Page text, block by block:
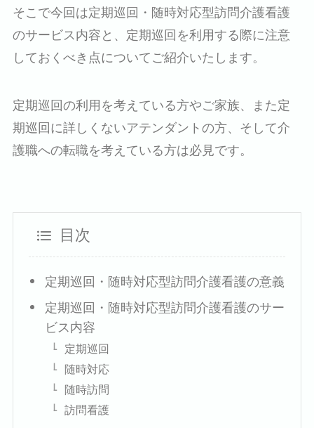
そこで今回は定期巡回・随時対応型訪問介護看護
のサービス内容と、定期巡回を利用する際に注意
しておくべき点についてご紹介いたします。
定期巡回の利用を考えている方やご家族、また定
期巡回に詳しくないアテンダントの方、そして介
護職への転職を考えている方は必見です。
目次
定期巡回・随時対応型訪問介護看護の意義
定期巡回・随時対応型訪問介護看護のサー
ビス内容
定期巡回
随時対応
随時訪問
訪問看護